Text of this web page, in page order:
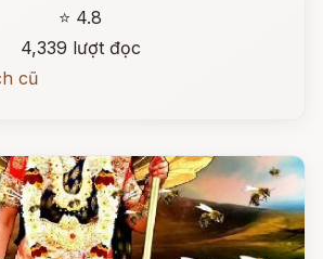
⭐ 4.8
4,339 lượt đọc
cũ